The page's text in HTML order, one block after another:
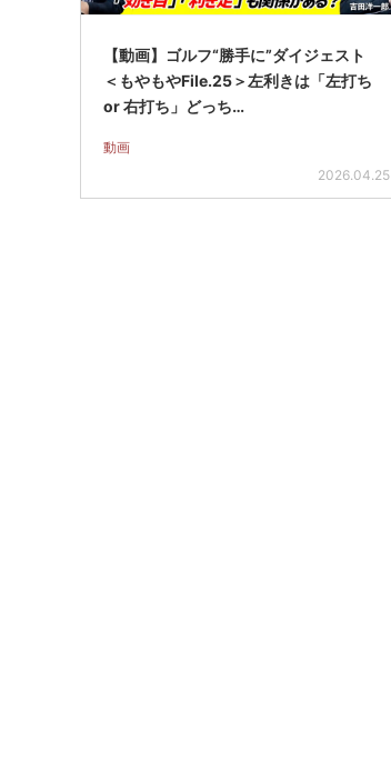
【動画】ゴルフ“勝手に”ダイジェスト
＜もやもやFile.25＞左利きは「左打ち
or 右打ち」どっち…
動画
2026.04.25